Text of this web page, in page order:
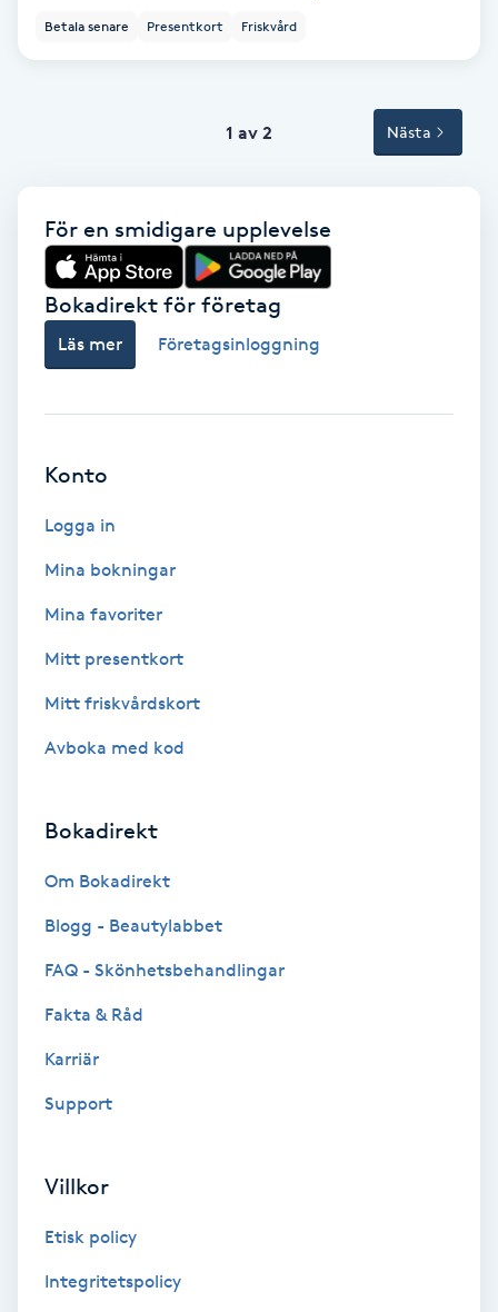
Träning
Tvätt & Fön
Vaccination
Vampyrbehandling
Vaxning
Veterinär
Volymfransar
Yoga
Yoga Nidra
Yogamassage
Zonterapi
Betala senare Presentkort Friskvård
1 av 2 Nästa
För en smidigare upplevelse
Bokadirekt för företag
Läs mer Företagsinloggning
Konto
Logga in
Mina bokningar
Mina favoriter
Mitt presentkort
Mitt friskvårdskort
Avboka med kod
Bokadirekt
Om Bokadirekt
Blogg - Beautylabbet
FAQ - Skönhetsbehandlingar
Fakta & Råd
Karriär
Support
Villkor
Etisk policy
Integritetspolicy